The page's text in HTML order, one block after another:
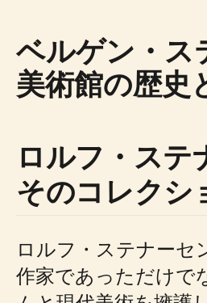
ベルゲン・ス
美術館の歴史
ロルフ・ステ
そのコレクシ
ロルフ・ステナーセ
作家であっただけで